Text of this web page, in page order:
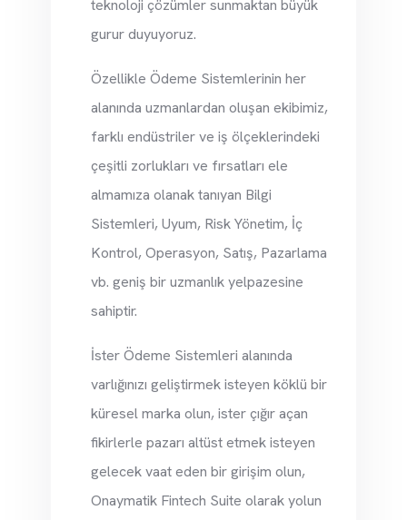
teknoloji çözümler sunmaktan büyük
gurur duyuyoruz.
Özellikle Ödeme Sistemlerinin her
alanında uzmanlardan oluşan ekibimiz,
farklı endüstriler ve iş ölçeklerindeki
çeşitli zorlukları ve fırsatları ele
almamıza olanak tanıyan Bilgi
Sistemleri, Uyum, Risk Yönetim, İç
Kontrol, Operasyon, Satış, Pazarlama
vb. geniş bir uzmanlık yelpazesine
sahiptir.
İster Ödeme Sistemleri alanında
varlığınızı geliştirmek isteyen köklü bir
küresel marka olun, ister çığır açan
fikirlerle pazarı altüst etmek isteyen
gelecek vaat eden bir girişim olun,
Onaymatik Fintech Suite olarak yolun